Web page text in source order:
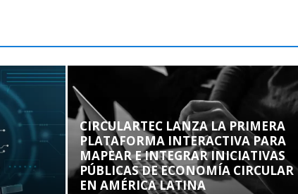
CIRCULARTEC LANZA LA PRIMERA
PLATAFORMA INTERACTIVA PARA
MAPEAR E INTEGRAR INICIATIVAS
PÚBLICAS DE ECONOMÍA CIRCULAR
EN AMÉRICA LATINA